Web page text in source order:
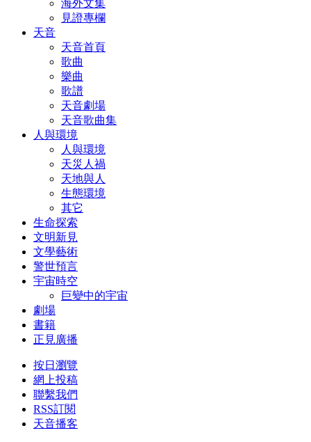
海外文集
見證專欄
天音
天音首頁
歌曲
樂曲
歌譜
天音劇場
天音歌曲集
人與環境
人與環境
天災人禍
天地與人
生態環境
其它
生命探索
文明新見
文學藝術
警世預言
宇宙時空
巨變中的宇宙
劇場
書籍
正見廣播
按日瀏覽
網上投稿
聯繫我們
RSS訂閱
天音播客